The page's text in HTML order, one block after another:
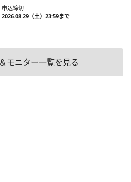
申込締切
2026.08.29（土）23:59まで
モニター一覧を見る